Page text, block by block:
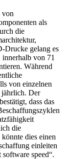
von
als
die
Drucke gelang es
von 71
Während
von einzelnen
jährlich. Der
dass das
die
dies einen
einleiten
speed“.